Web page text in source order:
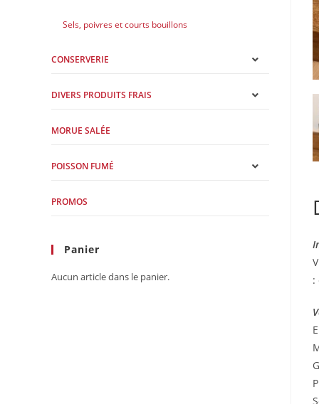
:
Sels, poivres et courts bouillons
CONSERVERIE
DIVERS PRODUITS FRAIS
MORUE SALÉE
POISSON FUMÉ
PROMOS
Panier
Aucun article dans le panier.